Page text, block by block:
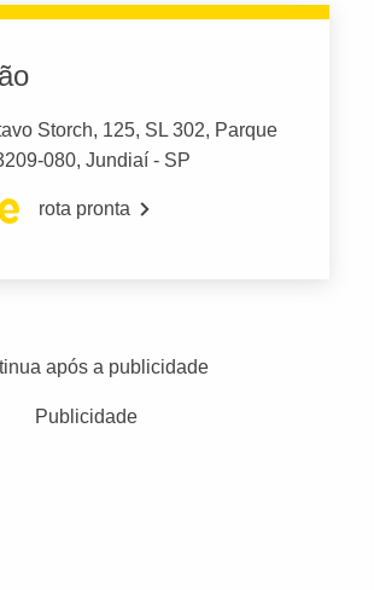
Storch, 125, SL 302, Parque
080, Jundiaí - SP
rota pronta
após a publicidade
Publicidade